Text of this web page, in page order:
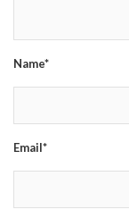
Name*
Email*